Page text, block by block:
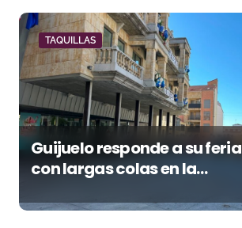
TAQUILLAS
Guijuelo responde a su feria
con largas colas en la